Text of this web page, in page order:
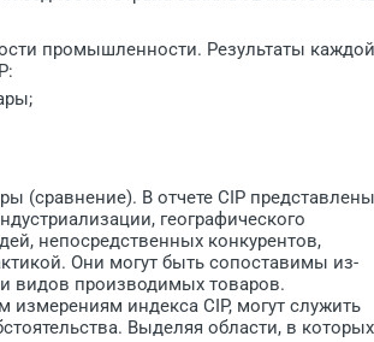
промышленности. Результаты каждой
(сравнение). В отчете CIP представлены
географического
непосредственных конкурентов,
Они могут быть сопоставимы из-
видов производимых товаров.
индекса CIP, могут служить
Выделяя области, в которых